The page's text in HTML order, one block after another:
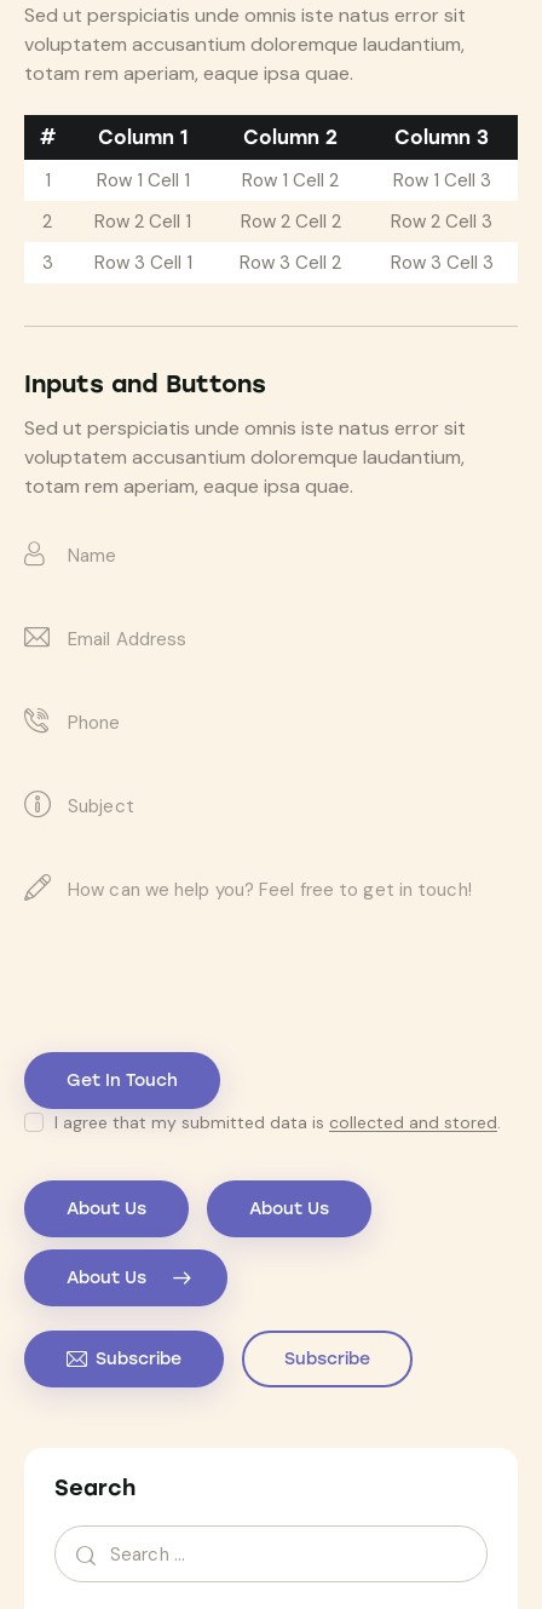
Sed ut perspiciatis unde omnis iste natus error sit
voluptatem accusantium doloremque laudantium,
totam rem aperiam, eaque ipsa quae.
# Column 1 Column 2 Column 3
1 Row 1 Cell 1 Row 1 Cell 2
Row 1 Cell 3
2
Row 2 Cell 1 Row 2 Cell 2
Row 2 Cell 3
3
Row 3 Cell 1 Row 3 Cell 2 Row 3 Cell 3
Inputs and Buttons
Sed ut perspiciatis unde omnis iste natus error sit
voluptatem accusantium doloremque laudantium,
totam rem aperiam, eaque ipsa quae.
I agree that my submitted data is collected and stored.
About Us About Us
About Us
Subscribe Subscribe
Search